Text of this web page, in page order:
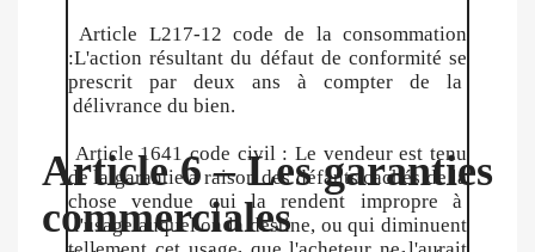
Article L217-12 code de la consommation
:L'action résultant du défaut de conformité se
prescrit par deux ans à compter de la
délivrance du bien.
Article 1641 code civil : Le vendeur est tenu
de la garantie à raison des défauts cachés de la
chose vendue qui la rendent impropre à
l'usage auquel on la destine, ou qui diminuent
Article 6 – Les garanties
commerciales